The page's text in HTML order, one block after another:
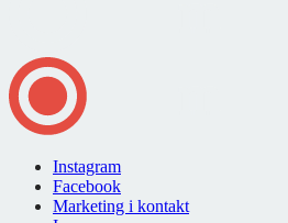
Instagram
Facebook
Marketing i kontakt